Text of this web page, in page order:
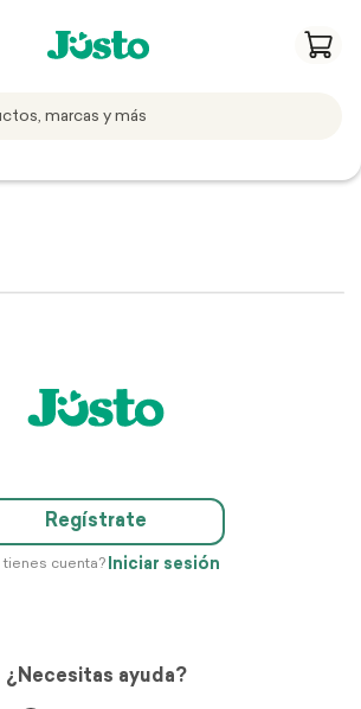
Regístrate
tienes cuenta? Iniciar sesión
¿Necesitas ayuda?